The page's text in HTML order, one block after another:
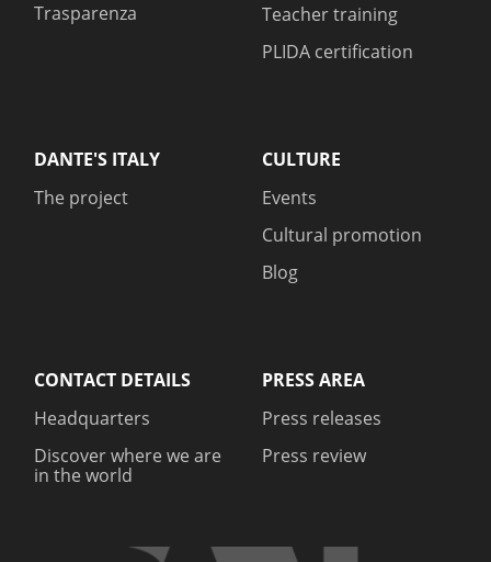
Trasparenza
Teacher training
PLIDA certification
DANTE'S ITALY
The project
CULTURE
Events
Cultural promotion
Blog
CONTACT DETAILS
Headquarters
Discover where we are
in the world
PRESS AREA
Press releases
Press review